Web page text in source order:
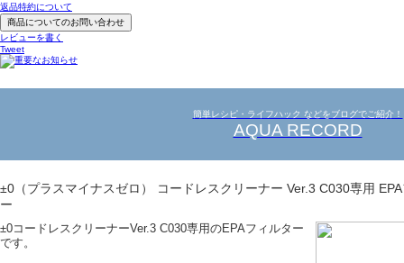
返品特約について
商品についてのお問い合わせ
レビューを書く
Tweet
簡単レシピ・ライフハック などをブログでご紹介！
AQUA RECORD
±0（プラスマイナスゼロ） コードレスクリーナー Ver.3 C030専用
ー
±0コードレスクリーナーVer.3 C030専用のEPAフィルター
です。